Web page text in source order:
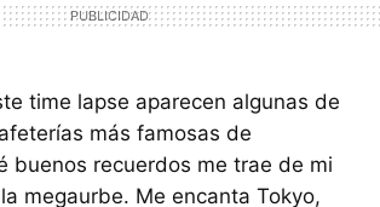
time lapse aparecen algunas de
más famosas de
buenos recuerdos me trae de mi
megaurbe. Me encanta Tokyo,